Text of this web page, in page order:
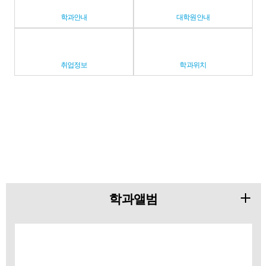
학과안내 대학원안내
취업정보 학과위치
학과앨범